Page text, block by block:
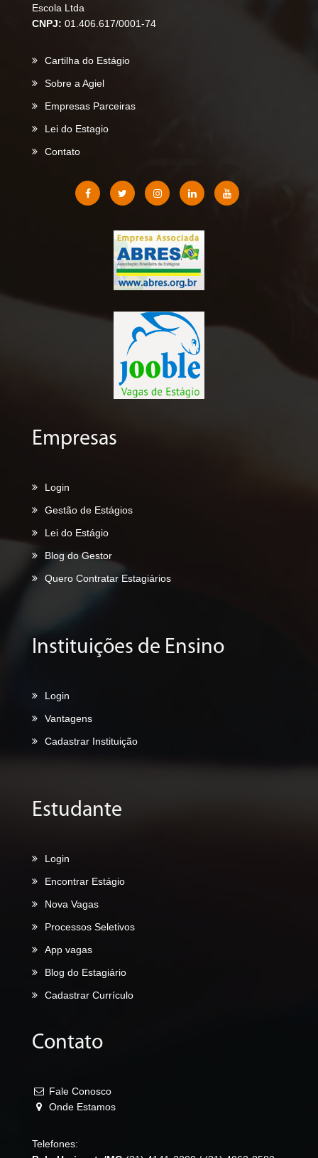
Escola Ltda
CNPJ: 01.406.617/0001-74
Cartilha do Estágio
Sobre a Agiel
Empresas Parceiras
Lei do Estagio
Contato
Empresas
Login
Gestão de Estágios
Lei do Estágio
Blog do Gestor
Quero Contratar Estagiários
Instituições de Ensino
Login
Vantagens
Cadastrar Instituição
Estudante
Login
Encontrar Estágio
Nova Vagas
Processos Seletivos
App vagas
Blog do Estagiário
Cadastrar Currículo
Contato
Fale Conosco
Onde Estamos
Telefones: